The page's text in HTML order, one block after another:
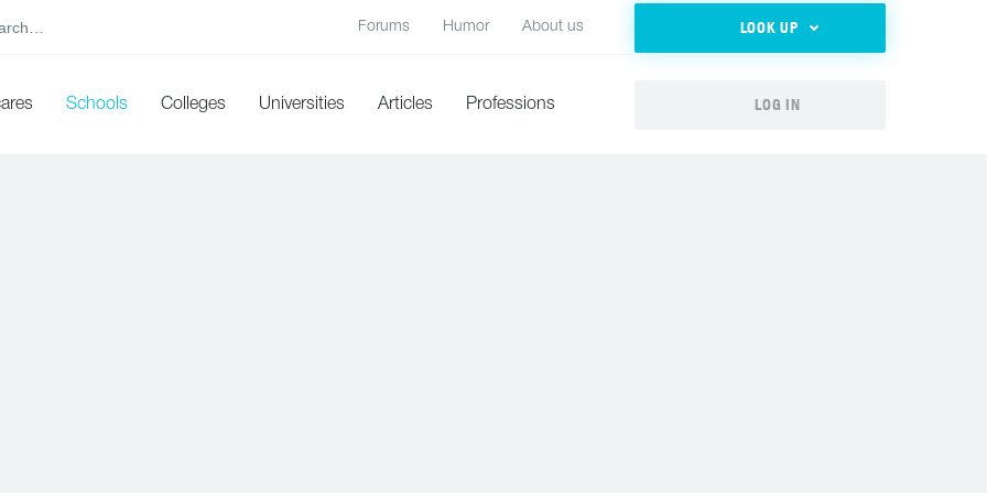
Forums Humor About us LOOK UP
Schools Colleges Universities Articles Professions LOG IN